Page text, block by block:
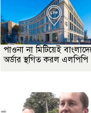
পাওনা না মিটিয়েই
অর্ডার স্থগিত করল এলপিপি